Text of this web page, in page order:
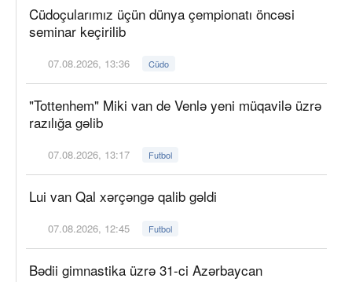
Cüdoçularımız üçün dünya çempionatı öncəsi
seminar keçirilib
07.08.2026, 13:36 Cüdo
"Tottenhem" Miki van de Venlə yeni müqavilə üzrə
razılığa gəlib
07.08.2026, 13:17 Futbol
Lui van Qal xərçəngə qalib gəldi
07.08.2026, 12:45 Futbol
Bədii gimnastika üzrə 31-ci Azərbaycan